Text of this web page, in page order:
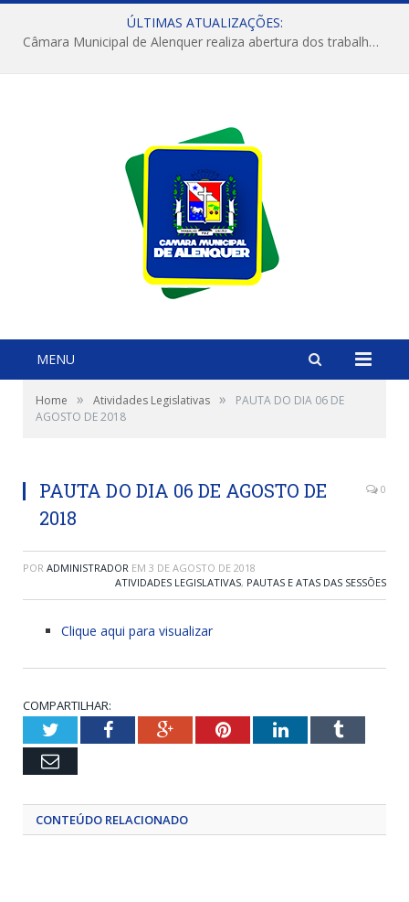
ÚLTIMAS ATUALIZAÇÕES:
Câmara Municipal de Alenquer realiza abertura dos trabalhos do 4º Período Legislativo
MENU
Home » Atividades Legislativas »
PAUTA DO DIA 06 DE
AGOSTO DE 2018
PAUTA DO DIA 06 DE AGOSTO DE
2018
0
POR ADMINISTRADOR EM 3 DE AGOSTO DE 2018
ATIVIDADES LEGISLATIVAS, PAUTAS E ATAS DAS SESSÕES
Clique aqui para visualizar
COMPARTILHAR:
TwitterFacebookGoogle+PinterestLinkedInTumblr
Email
CONTEÚDO RELACIONADO